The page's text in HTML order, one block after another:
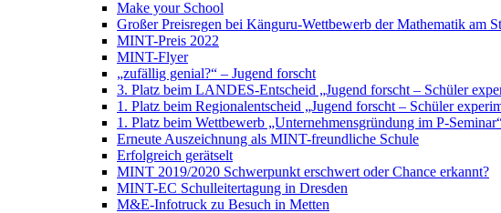
Make your School
Großer Preisregen bei Känguru-Wettbewerb der Mathematik am
MINT-Preis 2022
MINT-Flyer
„zufällig genial?“ – Jugend forscht
3. Platz beim LANDES-Entscheid „Jugend forscht – Schüler
1. Platz beim Regionalentscheid „Jugend forscht – Schüler
1. Platz beim Wettbewerb „Unternehmensgründung im P-
Erneute Auszeichnung als MINT-freundliche Schule
Erfolgreich gerätselt
MINT 2019/2020 Schwerpunkt erschwert oder Chance erkannt?
MINT-EC Schulleitertagung in Dresden
M&E-Infotruck zu Besuch in Metten